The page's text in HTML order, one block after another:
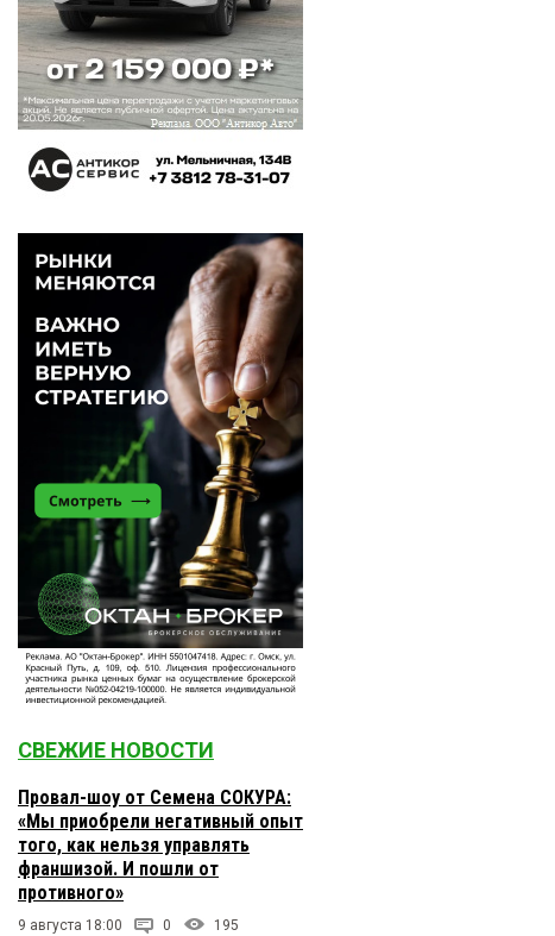
СВЕЖИЕ НОВОСТИ
Провал-шоу от Семена СОКУРА:
«Мы приобрели негативный опыт
того, как нельзя управлять
франшизой. И пошли от
противного»
9 августа 18:00 0 195